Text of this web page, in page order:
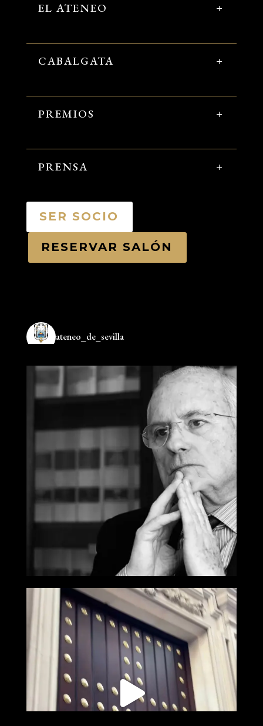
EL ATENEO
CABALGATA
PREMIOS
PRENSA
SER SOCIO
RESERVAR SALÓN
ateneo_de_sevilla